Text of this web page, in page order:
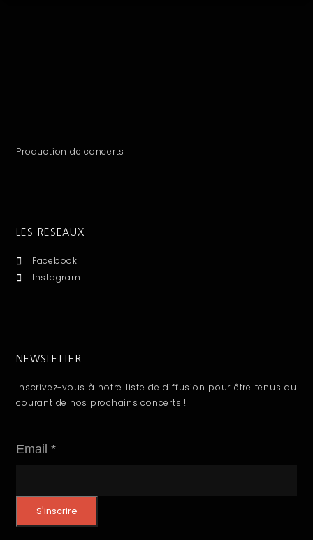
Production de concerts
LES RESEAUX
Facebook
Instagram
NEWSLETTER
Inscrivez-vous à notre liste de diffusion pour être tenus au
courant de nos prochains concerts !
E
Email*
S'inscrire